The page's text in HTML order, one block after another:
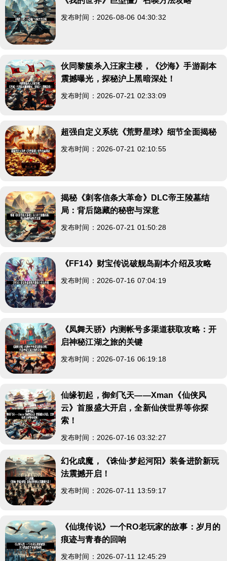
发布时间：2026-08-06 04:30:32
伙同黎簇杀入汪家主楼，《沙海》手游副本
震撼曝光，探秘沪上黑暗深处！
发布时间：2026-07-21 02:33:09
超强自定义系统《荒野星球》细节全面揭秘
发布时间：2026-07-21 02:10:55
揭秘《刺客信条大革命》DLC帝王陵墓结
局：背后隐藏的秘密与深意
发布时间：2026-07-21 01:50:28
《FF14》财宝传说破舰岛副本介绍及攻略
发布时间：2026-07-16 07:04:19
《凤舞天骄》内测帐号多渠道获取攻略：开
启神秘江湖之旅的关键
发布时间：2026-07-16 06:19:18
仙缘初起，御剑飞天——Xman《仙侠风
云》首服盛大开启，全新仙侠世界等你探
索！
发布时间：2026-07-16 03:32:27
幻化成魔，《诛仙·梦起河阳》装备进阶新玩
法震撼开启！
发布时间：2026-07-11 13:59:17
《仙境传说》一个RO老玩家的故事：岁月的
痕迹与青春的回响
发布时间：2026-07-11 12:45:29